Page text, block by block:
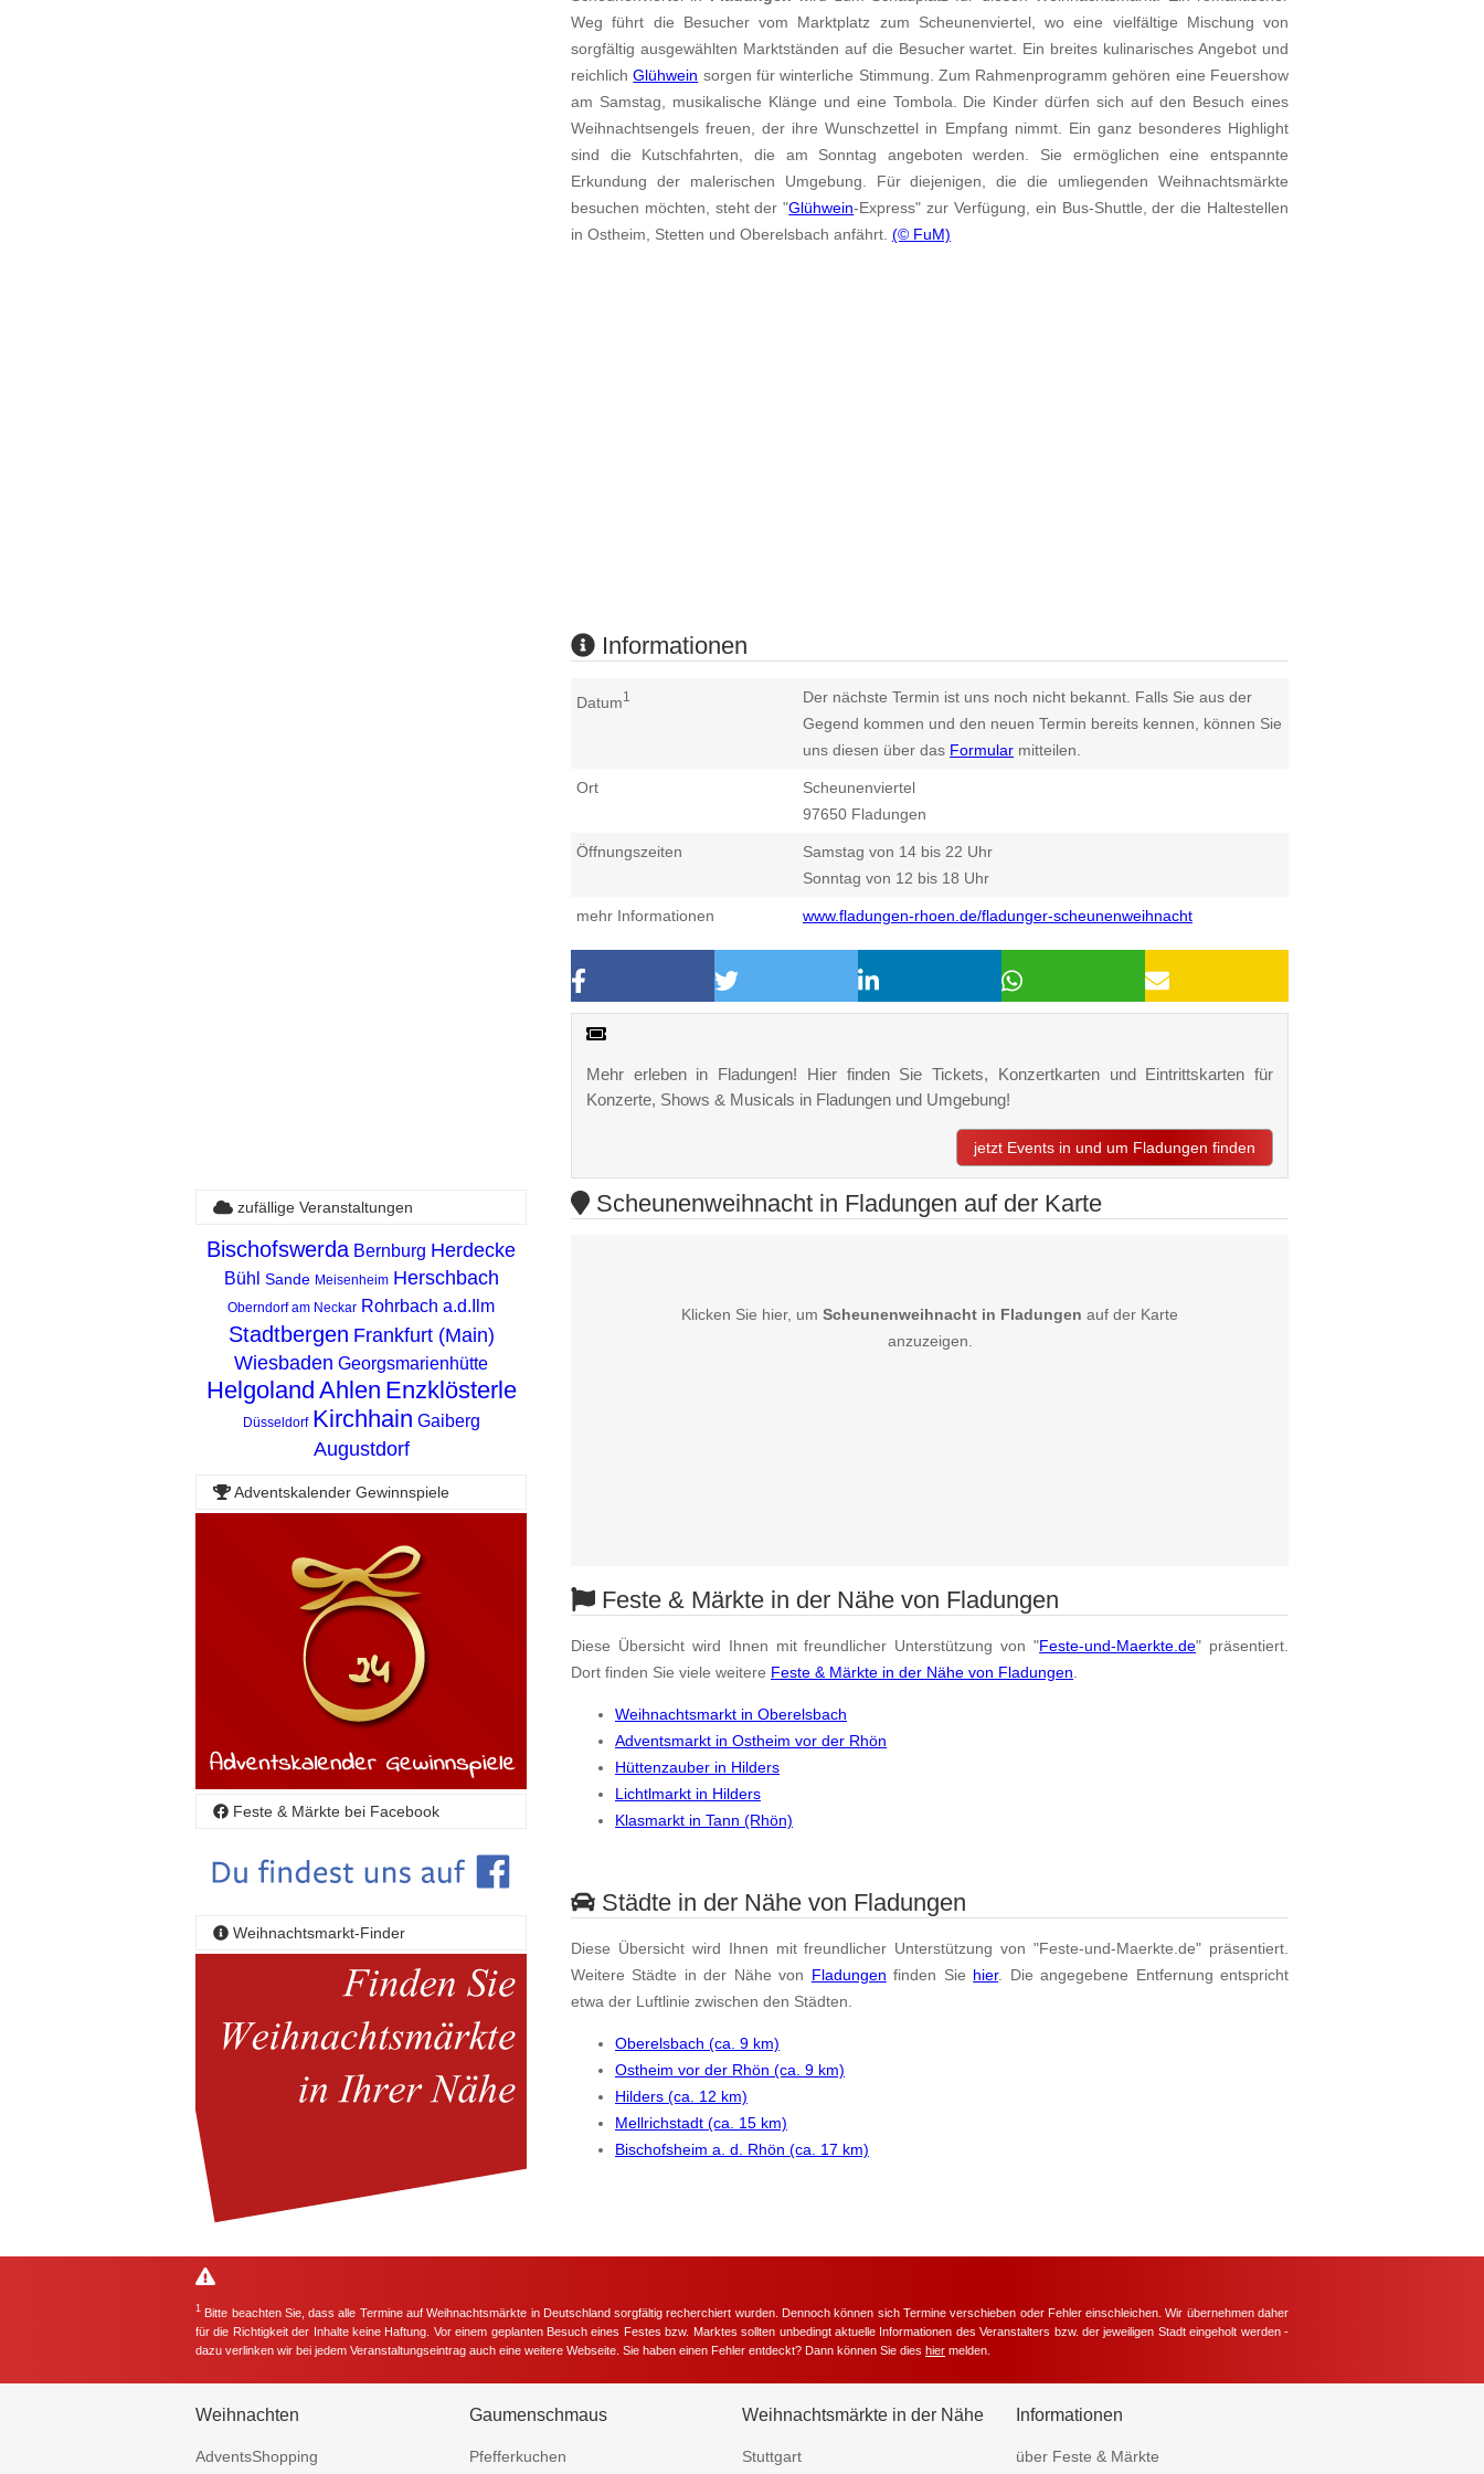
Weg führt die Besucher vom Marktplatz zum Scheunenviertel, wo eine vielfältige Mischung von
sorgfältig ausgewählten Marktständen auf die Besucher wartet. Ein breites kulinarisches Angebot und
reichlichGlühwein sorgen für winterliche Stimmung. Zum Rahmenprogramm gehören eine Feuershow
am Samstag, musikalische Klänge und eine Tombola. Die Kinder dürfen sich auf den Besuch eines
Weihnachtsengels freuen, der ihre Wunschzettel in Empfang nimmt. Ein ganz besonderes Highlight
sind die Kutschfahrten, die am Sonntag angeboten werden. Sie ermöglichen eine entspannte
Erkundung der malerischen Umgebung. Für diejenigen, die die umliegenden Weihnachtsmärkte
besuchen möchten, steht der "Glühwein-Express" zur Verfügung, ein Bus-Shuttle, der die Haltestellen
in Ostheim, Stetten und Oberelsbach anfährt. (© FuM)
Informationen
Datum1
Der nächste Termin ist uns noch nicht bekannt. Falls Sie aus der
Gegend kommen und den neuen Termin bereits kennen, können Sie
uns diesen über das Formular mitteilen.
Ort
Scheunenviertel
97650 Fladungen
Öffnungszeiten
Samstag von 14 bis 22 Uhr
Sonntag von 12 bis 18 Uhr
mehr Informationen www.fladungen-rhoen.de/fladunger-scheunenweihnacht
Mehr erleben in Fladungen! Hier finden Sie Tickets, Konzertkarten und Eintrittskarten für
Konzerte, Shows & Musicals in Fladungen und Umgebung!
jetzt Events in und um Fladungen finden
Scheunenweihnacht in Fladungen auf der Karte
Klicken Sie hier, um Scheunenweihnacht in Fladungen auf der Karte
anzuzeigen.
Feste & Märkte in der Nähe von Fladungen
Diese Übersicht wird Ihnen mit freundlicher Unterstützung von "Feste-und-Maerkte.de" präsentiert.
Dort finden Sie viele weitere Feste & Märkte in der Nähe von Fladungen
Weihnachtsmarkt in Oberelsbach
Adventsmarkt in Ostheim vor der Rhön
Hüttenzauber in Hilders
Lichtlmarkt in Hilders
Klasmarkt in Tann (Rhön)
Städte in der Nähe von Fladungen
Diese Übersicht wird Ihnen mit freundlicher Unterstützung von "Feste-und-Maerkte.de" präsentiert.
Weitere Städte in der Nähe von Fladungen finden Sie hier. Die angegebene Entfernung entspricht
etwa der Luftlinie zwischen den Städten.
Oberelsbach (ca. 9 km)
Ostheim vor der Rhön (ca. 9 km)
Hilders (ca. 12 km)
Mellrichstadt (ca. 15 km)
Bischofsheim a. d. Rhön (ca. 17 km)
zufällige Veranstaltungen
Bischofswerda Bernburg Herdecke
Bühl Sande Meisenheim Herschbach
Oberndorf am Neckar Rohrbach a.d.Ilm
Stadtbergen Frankfurt (Main)
Wiesbaden Georgsmarienhütte
Helgoland Ahlen Enzklösterle
Düsseldorf Kirchhain Gaiberg
Augustdorf
Adventskalender Gewinnspiele
Feste & Märkte bei Facebook
Weihnachtsmarkt-Finder
1 Bitte beachten Sie, dass alle Termine auf Weihnachtsmärkte in Deutschland sorgfältig recherchiert wurden. Dennoch können sich Termine verschieben oder Fehler einschleichen. Wir übernehmen daher
für die Richtigkeit der Inhalte keine Haftung. Vor einem geplanten Besuch eines Festes bzw. Marktes sollten unbedingt aktuelle Informationen des Veranstalters bzw. der jeweiligen Stadt eingeholt werden -
dazu verlinken wir bei jedem Veranstaltungseintrag auch eine weitere Webseite. Sie haben einen Fehler entdeckt? Dann können Sie dies hier melden.
Weihnachten
AdventsShopping
Gaumenschmaus
Pfefferkuchen
Weihnachtsmärkte in der Nähe
Stuttgart
Informationen
über Feste & Märkte